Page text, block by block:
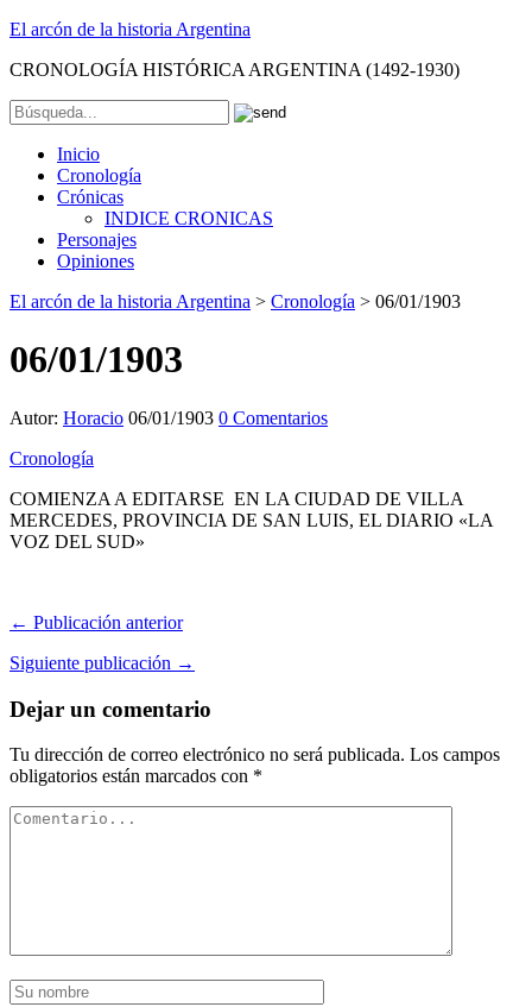
El arcón de la historia Argentina
CRONOLOGÍA HISTÓRICA ARGENTINA (1492-1930)
Inicio
Cronología
Crónicas
INDICE CRONICAS
Personajes
Opiniones
El arcón de la historia Argentina > Cronología > 06/01/1903
06/01/1903
Autor: Horacio 06/01/1903 0 Comentarios
Cronología
COMIENZA A EDITARSE EN LA CIUDAD DE VILLA
MERCEDES, PROVINCIA DE SAN LUIS, EL DIARIO «LA
VOZ DEL SUD»
← Publicación anterior
Siguiente publicación →
Dejar un comentario
Tu dirección de correo electrónico no será publicada. Los campos
obligatorios están marcados con *